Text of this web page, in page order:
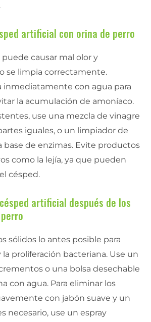
artificial con orina de perro
causar mal olor y
se limpia correctamente.
inmediatamente con agua para
la acumulación de amoníaco.
use una mezcla de vinagre
iguales, o un limpiador de
base de enzimas. Evite productos
como la lejía, ya que pueden
césped.
artificial después de los
sólidos lo antes posible para
proliferación bacteriana. Use un
o una bolsa desechable
con agua. Para eliminar los
con jabón suave y un
necesario, use un espray